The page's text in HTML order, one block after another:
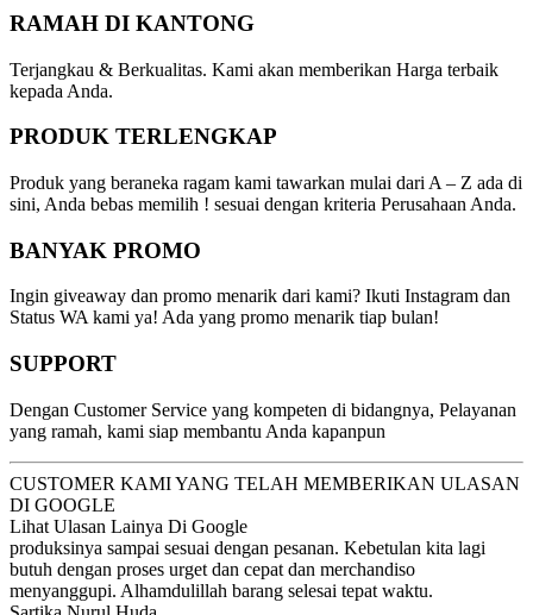
RAMAH DI KANTONG
Terjangkau & Berkualitas. Kami akan memberikan Harga terbaik
kepada Anda.
PRODUK TERLENGKAP
Produk yang beraneka ragam kami tawarkan mulai dari A – Z ada di
sini, Anda bebas memilih ! sesuai dengan kriteria Perusahaan Anda.
BANYAK PROMO
Ingin giveaway dan promo menarik dari kami? Ikuti Instagram dan
Status WA kami ya! Ada yang promo menarik tiap bulan!
SUPPORT
Dengan Customer Service yang kompeten di bidangnya, Pelayanan
yang ramah, kami siap membantu Anda kapanpun
CUSTOMER KAMI YANG TELAH MEMBERIKAN ULASAN
DI GOOGLE
Lihat Ulasan Lainya Di Google
produksinya sampai sesuai dengan pesanan. Kebetulan kita lagi
butuh dengan proses urget dan cepat dan merchandiso
menyanggupi. Alhamdulillah barang selesai tepat waktu.